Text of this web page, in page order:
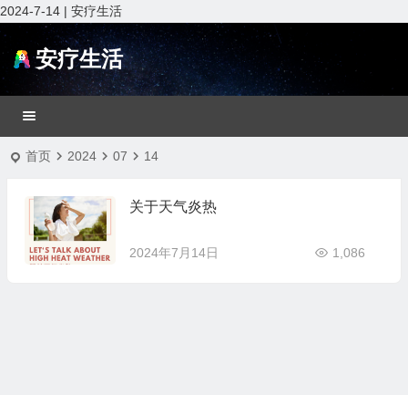
2024-7-14 | 安疗生活
安疗生活
首页 2024 07 14
关于天气炎热
2024年7月14日 1,086